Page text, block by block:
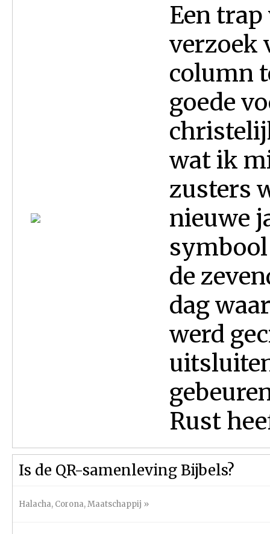
Een
verzoek
column
goede
wat ik
zusters
nieuwe
de
dag
werd
Rust
Is de QR-samenleving Bijbels?
Halacha, Corona,Maatschappij »